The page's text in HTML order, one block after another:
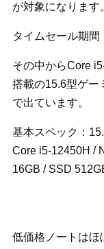
が対象になります
タイムセール期
その中からCore
搭載の15.6型ゲー
で出ています。
基本スペック：
Core i5-12450H /
16GB / SSD
低価格ノートはほ